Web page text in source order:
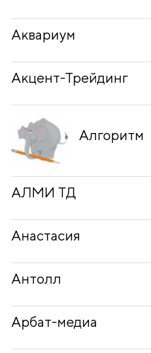
Аквариум
Акцент-Трейдинг
Алгоритм
АЛМИ ТД
Анастасия
Антолл
Арбат-медиа